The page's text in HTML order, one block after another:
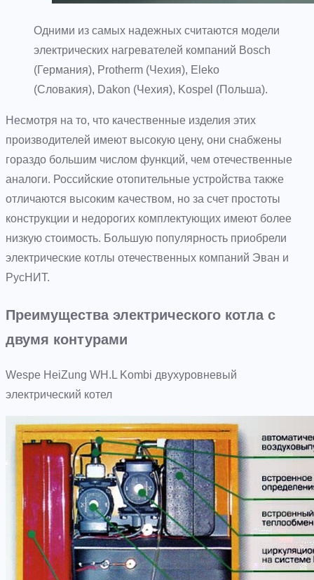
Одними из самых надежных считаются модели
электрических нагревателей компаний Bosch
(Германия), Protherm (Чехия), Eleko
(Словакия), Dakon (Чехия), Kospel (Польша).
Несмотря на то, что качественные изделия этих
производителей имеют высокую цену, они снабжены
гораздо большим числом функций, чем отечественные
аналоги. Российские отопительные устройства также
отличаются высоким качеством, но за счет простоты
конструкции и недорогих комплектующих имеют более
низкую стоимость. Большую популярность приобрели
электрические котлы отечественных компаний Эван и
РусНИТ.
Преимущества электрического котла с
двумя контурами
Wespe HeiZung WH.L Kombi двухуровневый
электрический котел